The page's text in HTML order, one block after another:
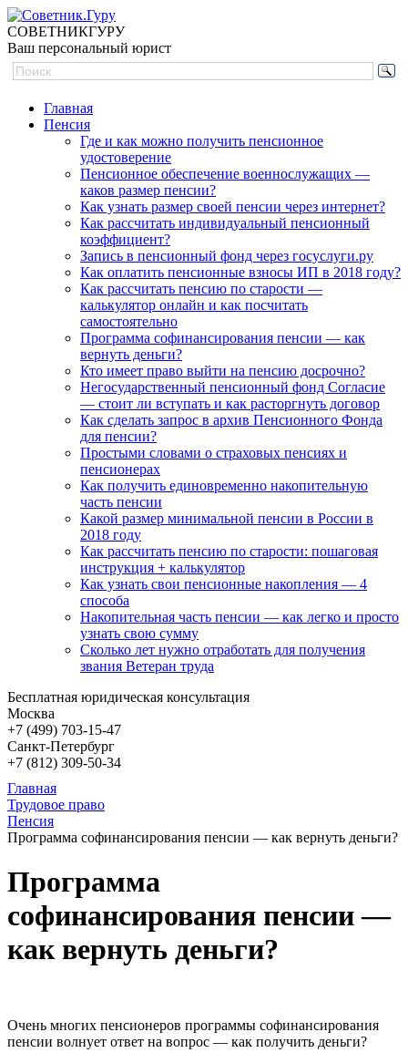
СОВЕТНИКГУРУ
Ваш персональный юрист
Главная
Пенсия
Где и как можно получить пенсионное
удостоверение
Пенсионное обеспечение военнослужащих —
каков размер пенсии?
Как узнать размер своей пенсии через интернет?
Как рассчитать индивидуальный пенсионный
коэффициент?
Запись в пенсионный фонд через госуслуги.ру
Как оплатить пенсионные взносы ИП в 2018 году?
Как рассчитать пенсию по старости —
калькулятор онлайн и как посчитать
самостоятельно
Программа софинансирования пенсии — как
вернуть деньги?
Кто имеет право выйти на пенсию досрочно?
Негосударственный пенсионный фонд Согласие
— стоит ли вступать и как расторгнуть договор
Как сделать запрос в архив Пенсионного Фонда
для пенсии?
Простыми словами о страховых пенсиях и
пенсионерах
Как получить единовременно накопительную
часть пенсии
Какой размер минимальной пенсии в России в
2018 году
Как рассчитать пенсию по старости: пошаговая
инструкция + калькулятор
Как узнать свои пенсионные накопления — 4
способа
Накопительная часть пенсии — как легко и просто
узнать свою сумму
Сколько лет нужно отработать для получения
звания Ветеран труда
Бесплатная юридическая консультация
Москва
+7 (499) 703-15-47
Санкт-Петербург
+7 (812) 309-50-34
Главная
Трудовое право
Пенсия
Программа софинансирования пенсии — как вернуть деньги?
Программа
софинансирования пенсии —
как вернуть деньги?
Очень многих пенсионеров программы софинансирования
пенсии волнует ответ на вопрос — как получить деньги?